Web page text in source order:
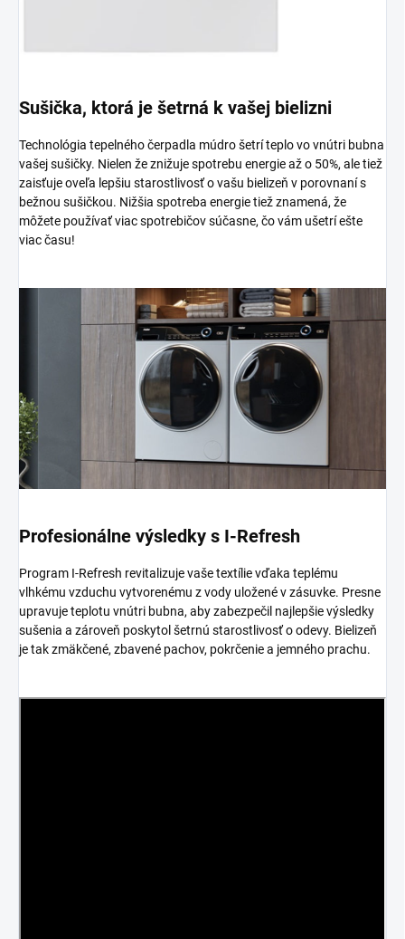
Sušička, ktorá je šetrná k vašej bielizni
Technológia tepelného čerpadla múdro šetrí teplo vo vnútri bubna
vašej sušičky. Nielen že znižuje spotrebu energie až o 50%, ale tiež
zaisťuje oveľa lepšiu starostlivosť o vašu bielizeň v porovnaní s
bežnou sušičkou. Nižšia spotreba energie tiež znamená, že
môžete používať viac spotrebičov súčasne, čo vám ušetrí ešte
viac času!
Profesionálne výsledky s I-Refresh
Program I-Refresh revitalizuje vaše textílie vďaka teplému
vlhkému vzduchu vytvorenému z vody uložené v zásuvke. Presne
upravuje teplotu vnútri bubna, aby zabezpečil najlepšie výsledky
sušenia a zároveň poskytol šetrnú starostlivosť o odevy. Bielizeň
je tak zmäkčené, zbavené pachov, pokrčenie a jemného prachu.